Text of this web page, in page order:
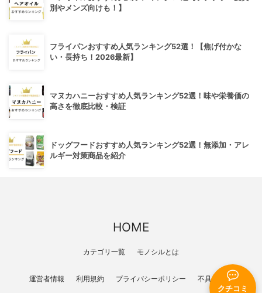
クチコミ
別やメンズ向けも！】
フライパンおすすめ人気ランキング52選！【焦げ付かな
い・長持ち！2026最新】
マヌカハニーおすすめ人気ランキング52選！味や栄養価の
高さを徹底比較・検証
ドッグフードおすすめ人気ランキング52選！無添加・アレ
ルギー対策商品を紹介
HOME
カテゴリ一覧 モノシルとは
運営者情報 利用規約 プライバシーポリシー 不具合報告